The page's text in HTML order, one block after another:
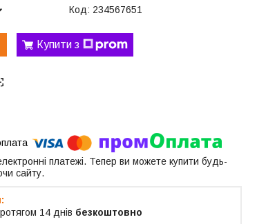
Код: 234567651
Купити з
платежі. Тепер ви можете купити будь-
сайту.
14 днів безкоштовно